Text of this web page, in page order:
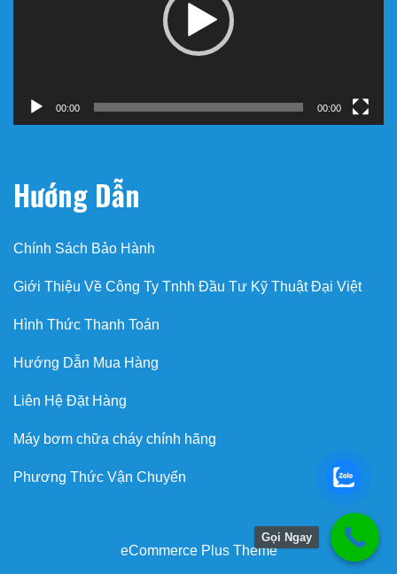
00:00 00:00
Hướng Dẫn
Chính Sách Bảo Hành
Giới Thiệu Về Công Ty Tnhh Đầu Tư Kỹ Thuật Đại Việt
Hình Thức Thanh Toán
Hướng Dẫn Mua Hàng
Liên Hệ Đặt Hàng
Máy bơm chữa cháy chính hãng
Phương Thức Vận Chuyển
eCommerce Plus Theme
Gọi Ngay